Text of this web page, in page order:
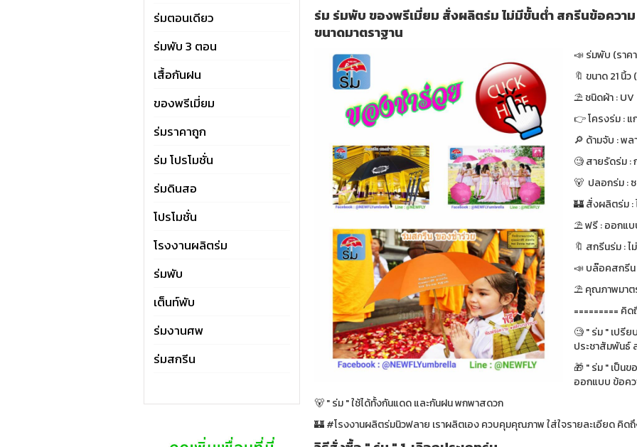
ร่มตอนเดียว
ร่มพับ 3 ตอน
เสื้อกันฝน
ของพรีเมี่ยม
ร่มราคาถูก
ร่ม โปรโมชั่น
ร่มดินสอ
โปรโมชั่น
โรงงานผลิตร่ม
ร่มพับ
เต็นท์พับ
ร่มงานศพ
ร่มสกรีน
ร่ม ร่มพับ ของพรีเมี่ยม สั่งผลิตร่ม ไม่มีขั้นต่ำ สกรีนข้อคว
ขนาดมาตราฐาน
📣 ร่มพับ (ราค
🔖 ขนาด 21 นิ้ว
⛱ ชนิดผ้า : UV
👉 โครงร่ม : แ
🔎 ด้ามจับ : พ
🧐 สายรัดร่ม :
🐻 ปลอกร่ม :
🏰 สั่งผลิตร่ม :
⛱ ฟรี : ออกแบ
🔖 สกรีนร่ม : ไ
📣 บล๊อคสกรีน
⛱ คุณภาพมาต
========= คิ
🧐 " ร่ม " เปรี
ประชาสัมพันธ์
🎁 " ร่ม " เป็น
ออกแบบ ข้อค
🐻 " ร่ม " ใช้ได้ทั้งกันแดด และกันฝน พกพาสดวก
🏰 #โรงงานผลิตร่มนิวฟลาย เราผลิตเอง ควบคุมคุณภาพ ใส่ใจรายละเอียด คิ